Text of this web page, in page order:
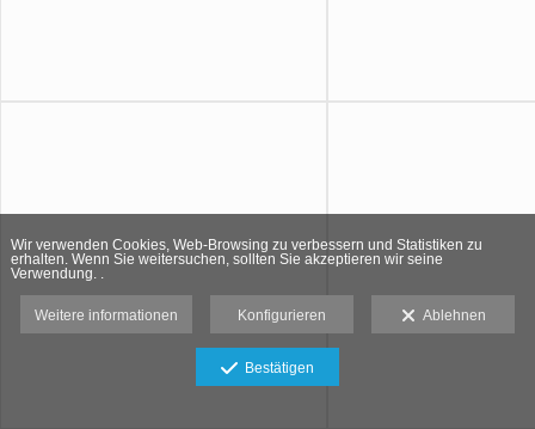
Wir verwenden Cookies, Web-Browsing zu verbessern und Statistiken zu
erhalten. Wenn Sie weitersuchen, sollten Sie akzeptieren wir seine
Verwendung. .
Weitere informationen Konfigurieren Ablehnen
Bestätigen